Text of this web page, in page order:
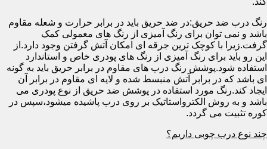
رنگ درب ضد حریق:در ضد حریق باید در برابر حرارت و شعله مقاوم
باشد و نمی توان برای رنگ آمیزی از رنگ های معمولی کمک
گرفت.زیرا با کوچک ترین جرقه ای امکان آتش گرفتن وجود دارد.از
این رو باید برای رنگ آمیزی از رنگ های پودری خاص و استاندارد
استفاده شود.پوشش رنگ درب های مقاوم در برابر حریق باید به گونه
ای باشد که در برابر آتش منبسط شده و لایه ای مقاوم در برابر آن
ایجاد کند.رنگ مورد استفاده در پوشش ضد حریق از نوع پودری می
باشد و به روش الکترواستاتیک بر روی درب پاشیده میشود،سپس در
کوره تثبیت می گردد.
چند نوع درب چوبی داریم؟